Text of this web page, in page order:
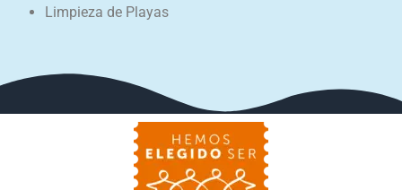
Limpieza de Playas